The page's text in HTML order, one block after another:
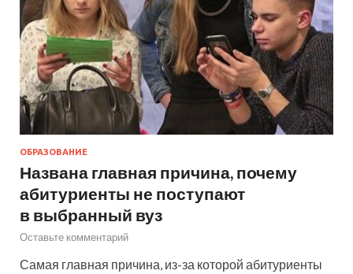
ОБРАЗОВАНИЕ
Названа главная причина, почему
абитуриенты не поступают
в выбранный вуз
Оставьте комментарий
Самая главная причина, из-за которой абитуриенты